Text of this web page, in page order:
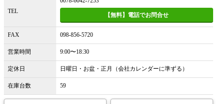
TEL
【無料】電話でお問合せ
FAX 098-856-5720
営業時間 9:00〜18:30
定休日 日曜日・お盆・正月（会社カレンダーに準ずる）
在庫台数 59